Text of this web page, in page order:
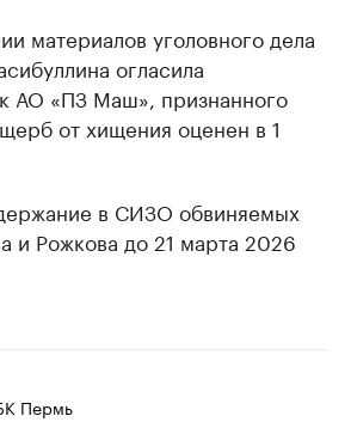
материалов уголовного дела
огласила
АО «ПЗ Маш», признанного
от хищения оценен в 1
в СИЗО обвиняемых
и Рожкова до 21 марта 2026
Пермь